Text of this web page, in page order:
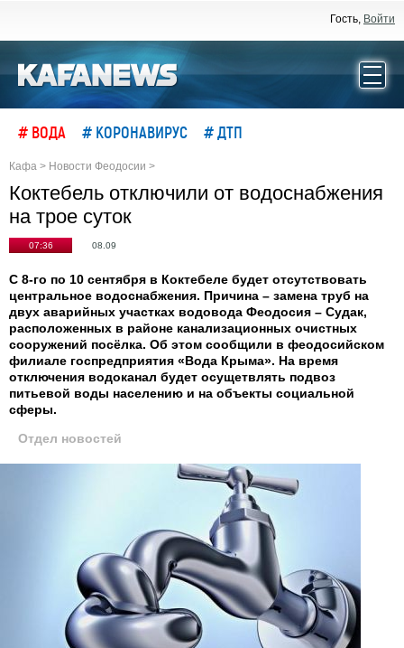
Гость, Войти
# ВОДА # КОРОНАВИРУС # ДТП
Кафа > Новости Феодосии >
Коктебель отключили от водоснабжения
на трое суток
07:36 08.09
С 8-го по 10 сентября в Коктебеле будет отсутствовать
центральное водоснабжения. Причина – замена труб на
двух аварийных участках водовода Феодосия – Судак,
расположенных в районе канализационных очистных
сооружений посёлка. Об этом сообщили в феодосийском
филиале госпредприятия «Вода Крыма». На время
отключения водоканал будет осущетвлять подвоз
питьевой воды населению и на объекты социальной
сферы.
Отдел новостей